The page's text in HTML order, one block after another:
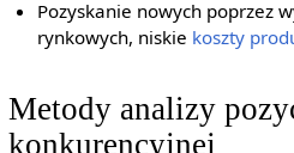
Pozyskanie nowych poprzez
rynkowych, niskie koszty
Metody analizy
konkurencyjnej